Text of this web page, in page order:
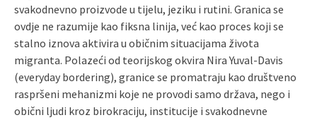
svakodnevno proizvode u tijelu, jeziku i rutini. Granica se
ovdje ne razumije kao fiksna linija, već kao proces koji se
stalno iznova aktivira u običnim situacijama života
migranta. Polazeći od teorijskog okvira Nira Yuval-Davis
(everyday bordering), granice se promatraju kao društveno
raspršeni mehanizmi koje ne provodi samo država, nego i
obični ljudi kroz birokraciju, institucije i svakodnevne